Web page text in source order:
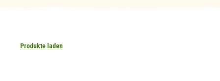
Produkte laden